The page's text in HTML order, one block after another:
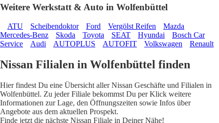
Weitere Werkstatt & Auto in Wolfenbüttel
ATU Scheibendoktor Ford Vergölst Reifen
Mazda
Mercedes-Benz
Skoda Toyota SEAT Hyundai
Bosch Car
Service
Audi AUTOPLUS AUTOFIT Volkswagen Renault
Nissan Filialen in Wolfenbüttel finden
Hier findest Du eine Übersicht aller Nissan Geschäfte und Filialen in
Wolfenbüttel. Zu jeder Filiale bekommst Du per Klick weitere
Informationen zur Lage, den Öffnungszeiten sowie Infos über
Angebote aus dem aktuellen Prospekt.
Finde jetzt die nächste Nissan Filiale in Deiner Nähe!